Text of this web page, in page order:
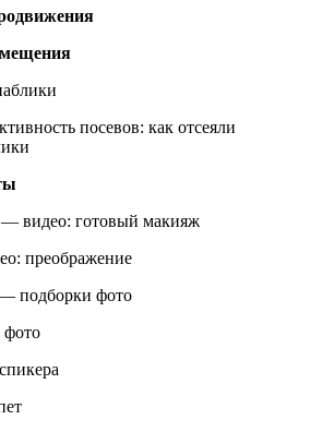
посевов: как отсеяли
готовый макияж
преображение
подборки фото